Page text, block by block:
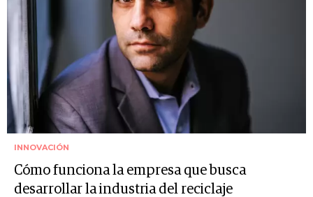
INNOVACIÓN
Cómo funciona la empresa que busca
desarrollar la industria del reciclaje